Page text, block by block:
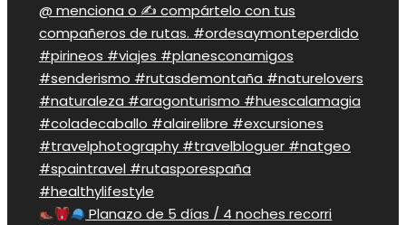
Planazo de 5 días / 4 noches recorri